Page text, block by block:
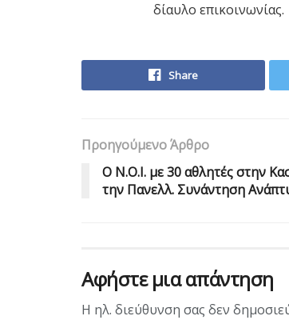
δίαυλο επικοινωνίας.
Share
Προηγούμενο Άρθρο
Ο Ν.Ο.Ι. με 30 αθλητές στην
την Πανελλ. Συνάντηση
Αφήστε μια απάντηση
Η ηλ. διεύθυνση σας δεν